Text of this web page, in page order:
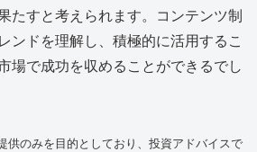
たすと考えられます。コンテンツ制
ンドを理解し、積極的に活用するこ
場で成功を収めることができるでし
供のみを目的としており、投資アドバイスで